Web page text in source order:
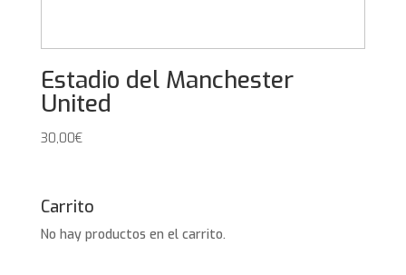
Estadio del Manchester
United
30,00€
Carrito
No hay productos en el carrito.